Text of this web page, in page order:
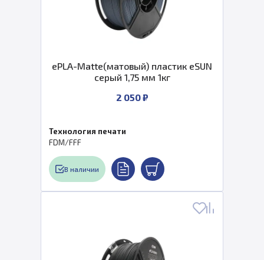
ePLA-Matte(матовый) пластик eSUN
серый 1,75 мм 1кг
2 050 ₽
Технология печати
FDM/FFF
В наличии